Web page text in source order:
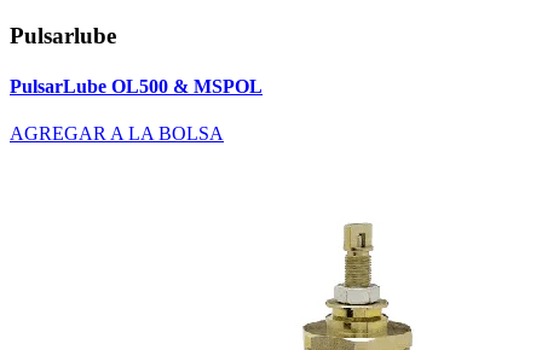
Pulsarlube
PulsarLube OL500 & MSPOL
AGREGAR A LA BOLSA